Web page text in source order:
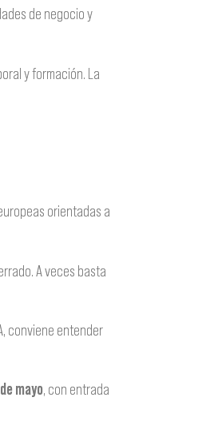
de negocio y
y formación. La
orientadas a
A veces basta
conviene entender
mayo, con entrada